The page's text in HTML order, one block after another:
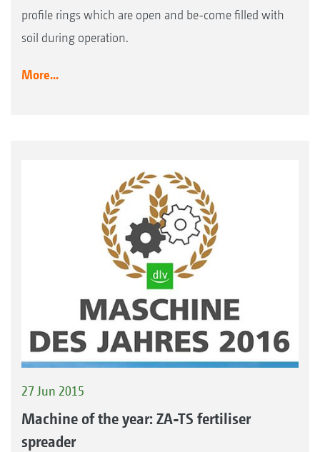
profile rings which are open and be-come filled with
soil during operation.
More...
27 Jun 2015
Machine of the year: ZA-TS fertiliser
spreader